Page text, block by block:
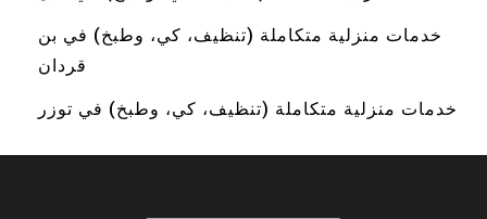
خدمات منزلية متكاملة (تنظيف، كي، وطبخ) في بن
قردان
خدمات منزلية متكاملة (تنظيف، كي، وطبخ) في توزر